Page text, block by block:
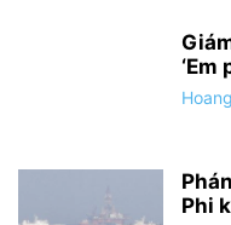
‘Em
Hoang
Phi